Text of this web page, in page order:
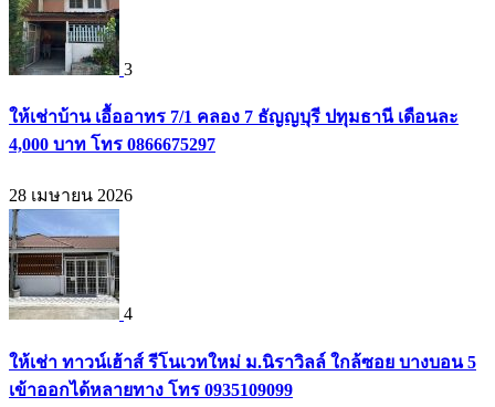
3
ให้เช่าบ้าน เอื้ออาทร 7/1 คลอง 7 ธัญญบุรี ปทุมธานี เดือนละ
4,000 บาท โทร 0866675297
28 เมษายน 2026
4
ให้เช่า ทาวน์เฮ้าส์ รีโนเวทใหม่ ม.นิราวิลล์ ใกล้ซอย บางบอน 5
เข้าออกได้หลายทาง โทร 0935109099